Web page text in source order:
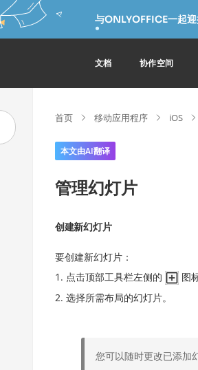
与ONLYOFFICE一起迎
文档 协作空间
首页 移动应用程序 iOS
本文由AI翻译
管理幻灯片
创建新幻灯片
要创建新幻灯片：
点击顶部工具栏左侧的
图
选择所需布局的幻灯片。
您可以随时更改已添加